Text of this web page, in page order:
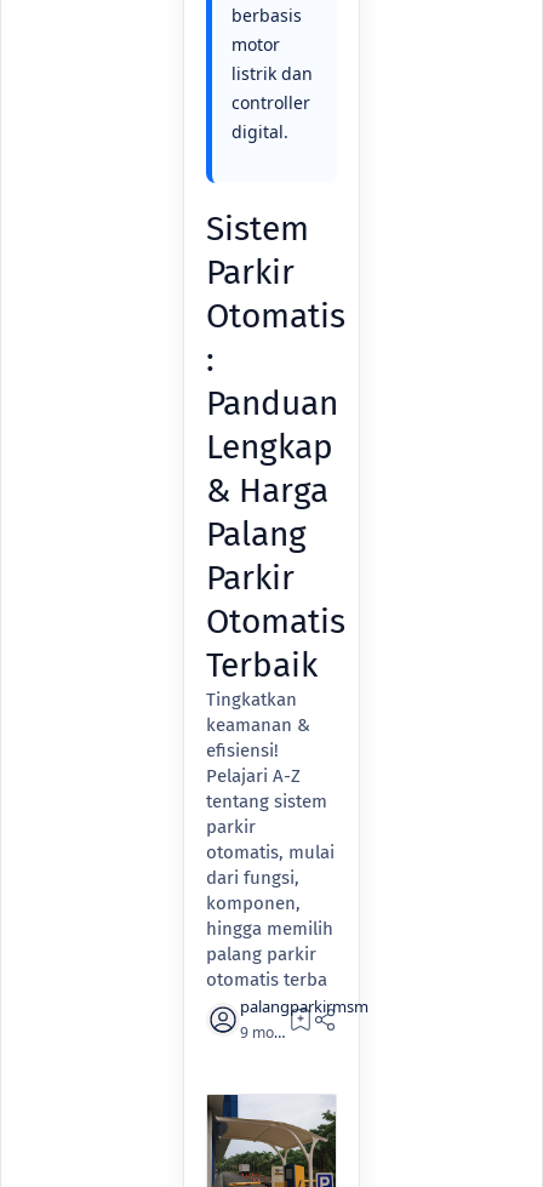
berbasis
motor
listrik dan
controller
digital.
Sistem
Parkir
Otomatis
:
Panduan
Lengkap
& Harga
Palang
Parkir
Otomatis
Terbaik
Tingkatkan
keamanan &
efisiensi!
Pelajari A-Z
tentang sistem
parkir
otomatis, mulai
dari fungsi,
komponen,
hingga memilih
palang parkir
otomatis terba
9 months ago